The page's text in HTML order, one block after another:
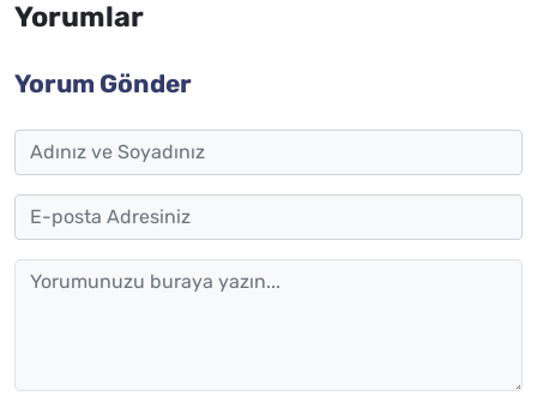
Yorumlar
Yorum Gönder